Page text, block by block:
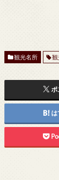
観光名所
ポ